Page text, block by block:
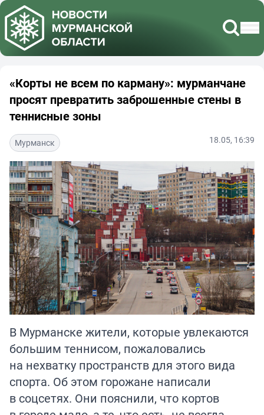
«Корты не всем по карману»: мурманчане
просят превратить заброшенные стены в
теннисные зоны
Мурманск 18.05, 16:39
В Мурманске жители, которые увлекаются
большим теннисом, пожаловались
на нехватку пространств для этого вида
спорта. Об этом горожане написали
в соцсетях. Они пояснили, что кортов